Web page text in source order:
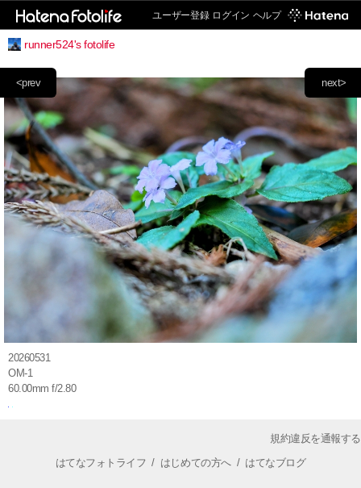
ユーザー登録 ログイン ヘルプ
runner524's fotolife
next>
<prev
20260531
OM-1
60.00mm f/2.80
規約違反を通報する
はてなフォトライフ / はじめての方へ/ はてなブログ